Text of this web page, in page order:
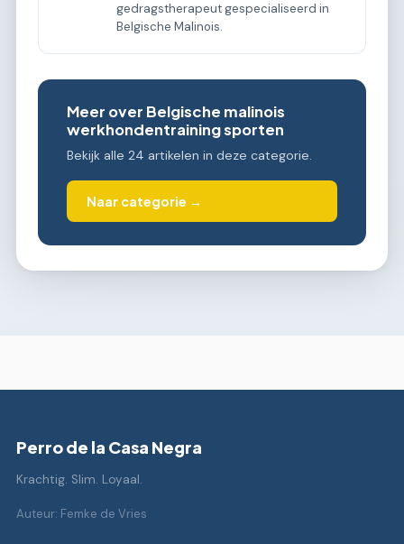
gedragstherapeut gespecialiseerd in
Belgische Malinois.
Meer over Belgische malinois
werkhondentraining sporten
Bekijk alle 24 artikelen in deze categorie.
Naar categorie →
Perro de la Casa Negra
Krachtig. Slim. Loyaal.
Auteur: Femke de Vries